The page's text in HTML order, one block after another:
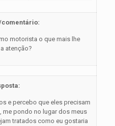
motorista o que mais lhe
atenção?
e percebo que eles precisam
me pondo no lugar dos meus
tratados como eu gostaria